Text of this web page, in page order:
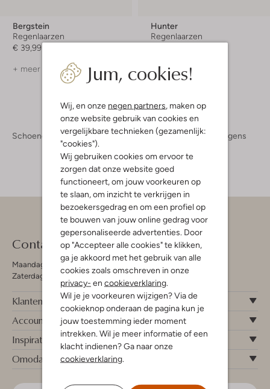
Jum, cookies!
Wij, en onze negen partners, maken op
onze website gebruik van cookies en
vergelijkbare technieken (gezamenlijk:
"cookies").
Wij gebruiken cookies om ervoor te
zorgen dat onze website goed
functioneert, om jouw voorkeuren op
te slaan, om inzicht te verkrijgen in
bezoekersgedrag en om een profiel op
te bouwen van jouw online gedrag voor
gepersonaliseerde advertenties. Door
op "Accepteer alle cookies" te klikken,
ga je akkoord met het gebruik van alle
cookies zoals omschreven in onze
privacy- en cookieverklaring.
Wil je je voorkeuren wijzigen? Via de
cookieknop onderaan de pagina kun je
jouw toestemming ieder moment
intrekken. Wil je meer informatie of een
klacht indienen? Ga naar onze
cookieverklaring.
Bergstein
Regenlaarzen
€ 39,99
+ meer kleuren
Hunter
Regenlaarzen
+ meer kleuren
Schoenen Kinderschoenen Jongens Laarzen Jongens
Contact
Maandag - Vrijdag 09:00 - 19:00 uur
Zaterdag 09:00 - 17:00 uur
Klantenservice
Account
Inspiratie
Omoda